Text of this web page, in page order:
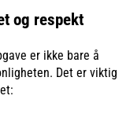
og respekt
er ikke bare å
Det er viktig